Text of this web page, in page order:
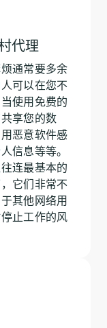
代理
通常要多余
可以在您不
使用免费的
享您的数
恶意软件感
信息等等。
连最基本的
它们非常不
其他网络用
止工作的风